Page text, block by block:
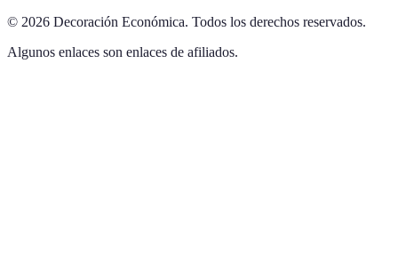
© 2026 Decoración Económica. Todos los derechos reservados.
Algunos enlaces son enlaces de afiliados.